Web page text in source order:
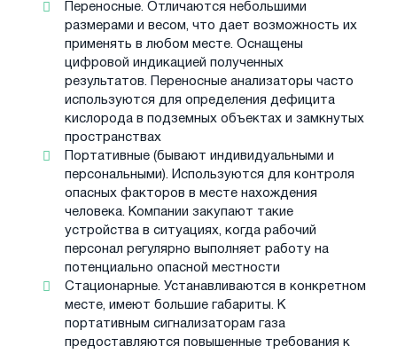
Переносные. Отличаются небольшими
размерами и весом, что дает возможность их
применять в любом месте. Оснащены
цифровой индикацией полученных
результатов. Переносные анализаторы часто
используются для определения дефицита
кислорода в подземных объектах и замкнутых
пространствах
Портативные (бывают индивидуальными и
персональными). Используются для контроля
опасных факторов в месте нахождения
человека. Компании закупают такие
устройства в ситуациях, когда рабочий
персонал регулярно выполняет работу на
потенциально опасной местности
Стационарные. Устанавливаются в конкретном
месте, имеют большие габариты. К
портативным сигнализаторам газа
предоставляются повышенные требования к